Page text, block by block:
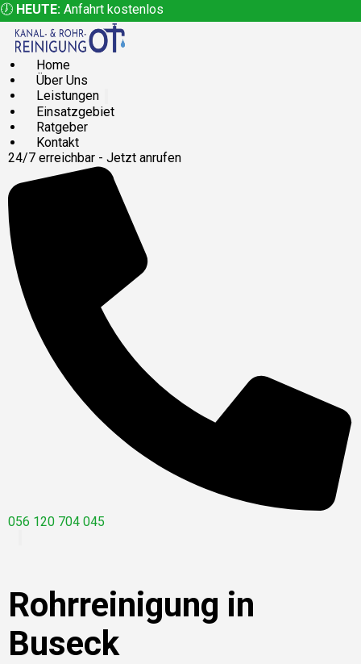
🕖 HEUTE: Anfahrt kostenlos
Home
Über Uns
Leistungen
Einsatzgebiet
Ratgeber
Kontakt
24/7 erreichbar - Jetzt anrufen
056 120 704 045
Rohrreinigung in
Buseck